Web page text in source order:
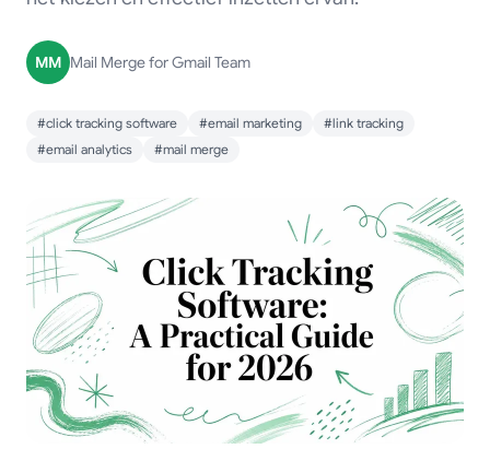
MM Mail Merge for Gmail Team
#click tracking software #email marketing
#link tracking
#email analytics
#mail merge